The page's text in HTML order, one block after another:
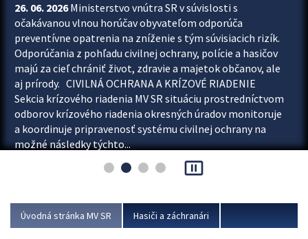
26. 06. 2026Ministerstvo vnútra SR v súvislosti s
očakávanou vlnou horúčav obyvateľom odporúča
preventívne opatrenia na zníženie s tým súvisiacich rizík.
Odporúčania z pohľadu civilnej ochrany, polície a hasičov
majú za cieľ chrániť život, zdravie a majetok občanov, ale
aj prírody. CIVILNÁ OCHRANA A KRÍZOVÉ RIADENIE
Sekcia krízového riadenia MV SR situáciu prostredníctvom
odborov krízového riadenia okresných úradov monitoruje
a koordinuje pripravenosť systému civilnej ochrany na
možné následky týchto...
pause_presentation
Úvodná stránka MV SR Hasiči a záchranári